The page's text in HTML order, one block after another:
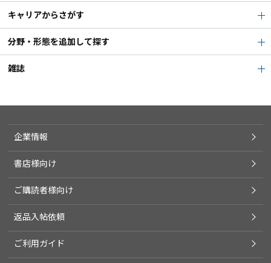
キャリアからさがす
分野・形態を追加して探す
雑誌
企業情報
書店様向け
ご購読者様向け
返品入帖依頼
ご利用ガイド